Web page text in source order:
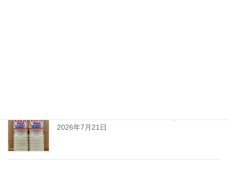
2026年7月21日